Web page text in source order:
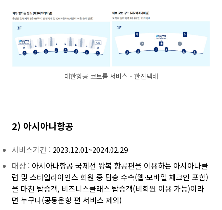
대한항공 코트룸 서비스 - 한진택배
2) 아시아나항공
서비스기간 : 2023.12.01~2024.02.29
대상 : 아시아나항공 국제선 왕복 항공편을 이용하는 아시아나클
럽 및 스타얼라이언스 회원 중 탑승 수속(웹·모바일 체크인 포함)
을 마친 탑승객, 비즈니스클래스 탑승객(비회원 이용 가능)이라
면 누구나(공동운항 편 서비스 제외)